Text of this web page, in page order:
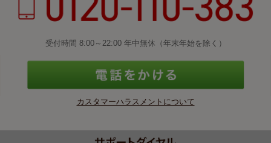
受付時間 8:00～22:00 年中無休（年末年始を除く）
カスタマーハラスメントについて